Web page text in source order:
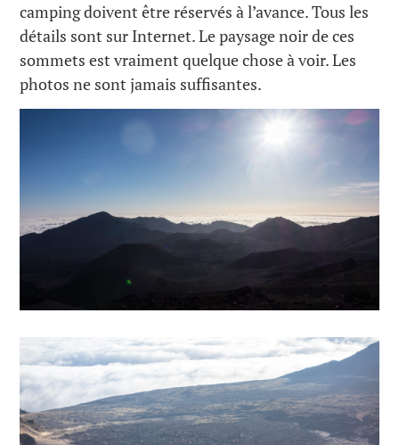
camping doivent être réservés à l’avance. Tous les
détails sont sur Internet. Le paysage noir de ces
sommets est vraiment quelque chose à voir. Les
photos ne sont jamais suffisantes.